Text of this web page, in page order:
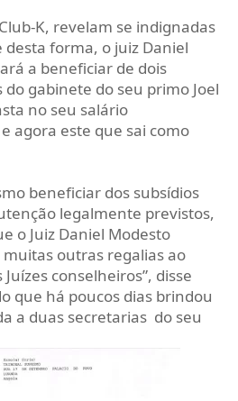
K, revelam se indignadas
forma, o juiz Daniel
a beneficiar de dois
do gabinete do seu primo Joel
no seu salário
agora este que sai como
beneficiar dos subsídios
legalmente previstos,
o Juiz Daniel Modesto
outras regalias ao
conselheiros”, disse
que há poucos dias brindou
a duas secretarias do seu